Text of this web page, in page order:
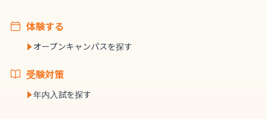
体験する
オープンキャンパスを探す
受験対策
年内入試を探す